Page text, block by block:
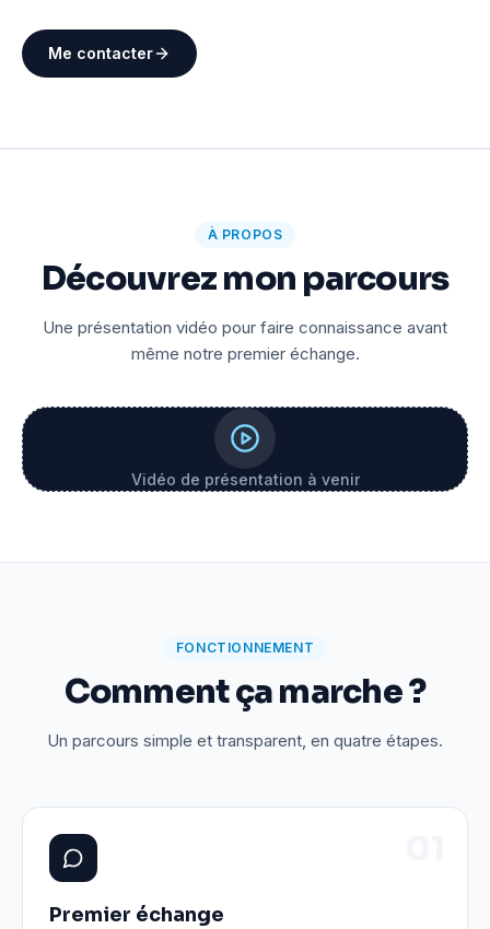
Me contacter
À PROPOS
Découvrez mon parcours
Une présentation vidéo pour faire connaissance avant
même notre premier échange.
Vidéo de présentation à venir
FONCTIONNEMENT
Comment ça marche ?
Un parcours simple et transparent, en quatre étapes.
Premier échange